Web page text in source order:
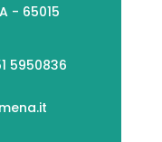
- 65015
5950836